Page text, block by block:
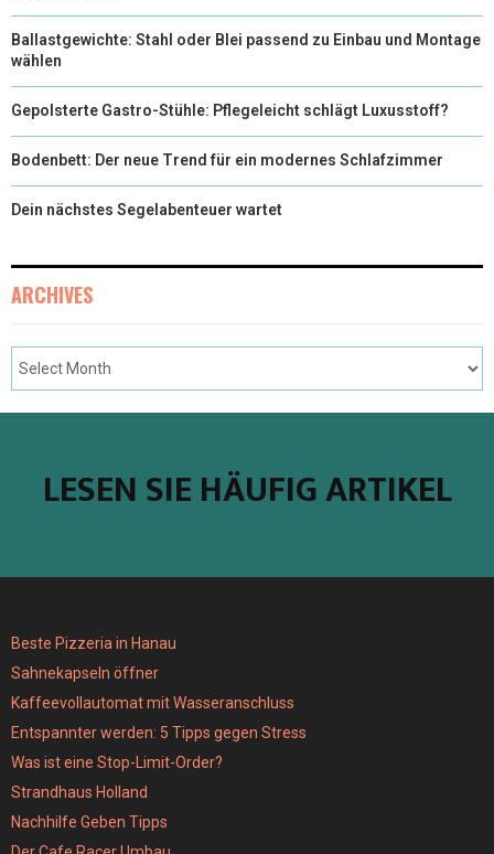
Ballastgewichte: Stahl oder Blei passend zu Einbau und Montage
wählen
Gepolsterte Gastro-Stühle: Pflegeleicht schlägt Luxusstoff?
Bodenbett: Der neue Trend für ein modernes Schlafzimmer
Dein nächstes Segelabenteuer wartet
ARCHIVES
LESEN SIE HÄUFIG ARTIKEL
Beste Pizzeria in Hanau
Sahnekapseln öffner
Kaffeevollautomat mit Wasseranschluss
Entspannter werden: 5 Tipps gegen Stress
Was ist eine Stop-Limit-Order?
Strandhaus Holland
Nachhilfe Geben Tipps